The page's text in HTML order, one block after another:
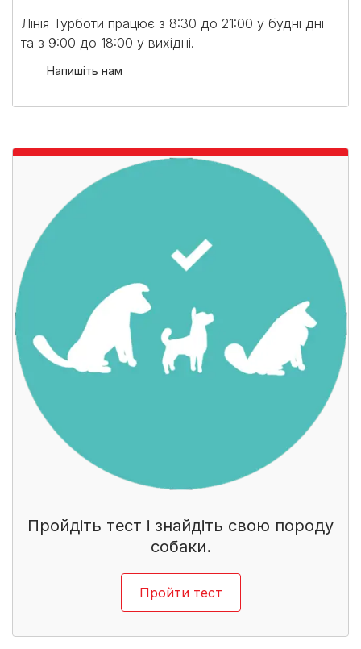
Лінія Турботи працює з 8:30 до 21:00 у будні дні
та з 9:00 до 18:00 у вихідні.​
Напишіть нам
Пройдіть тест і знайдіть свою породу
собаки.
Пройти тест